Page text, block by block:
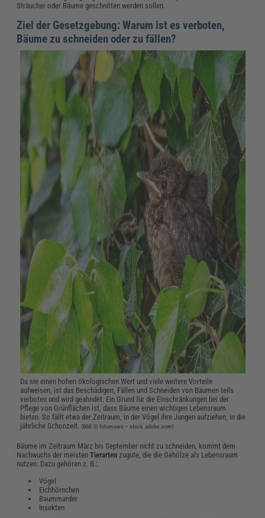
Sträucher oder Bäume geschnitten werden sollen.
Ziel der Gesetzgebung: Warum ist es verboten,
Bäume zu schneiden oder zu fällen?
Da sie einen hohen ökologischen Wert und viele weitere Vorteile
aufweisen, ist das Beschädigen, Fällen und Schneiden von Bäumen teils
verboten und wird geahndet. Ein Grund für die Einschränkungen bei der
Pflege von Grünflächen ist, dass Bäume einen wichtigen Lebensraum
bieten. So fällt etwa der Zeitraum, in der Vögel ihre Jungen aufziehen, in die
jährliche Schonzeit.
(Bild: © fotomowo – stock.adobe.com)
Bäume im Zeitraum März bis September nicht zu schneiden, kommt dem
Nachwuchs der meistenTierarten zugute, die die Gehölze als Lebensraum
nutzen. Dazu gehören z. B.:
Vögel
Eichhörnchen
Baummarder
Insekten